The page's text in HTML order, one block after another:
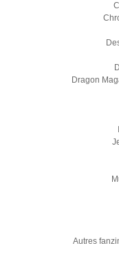
Dragon
Autres